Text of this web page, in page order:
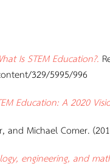
Is STEM Education?.
329/5995/996
Education: A 2020
and Michael Comer.
engineering, and